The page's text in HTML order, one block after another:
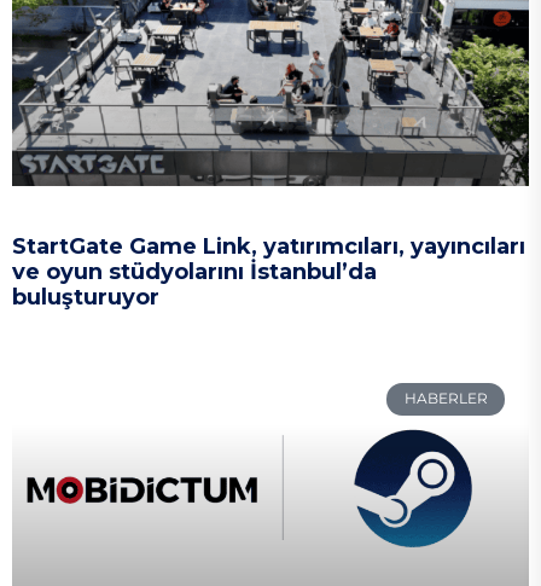
StartGate Game Link, yatırımcıları, yayıncıları
ve oyun stüdyolarını İstanbul’da
buluşturuyor
HABERLER